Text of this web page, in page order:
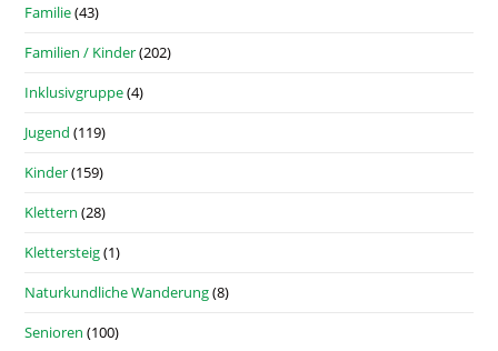
Familie(43)
Familien / Kinder(202)
Inklusivgruppe(4)
Jugend (119)
Kinder(159)
Klettern (28)
Klettersteig(1)
Naturkundliche Wanderung(8)
Senioren (100)